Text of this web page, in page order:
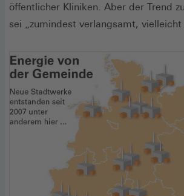
öffentlicher Kliniken. Aber der Trend
sei „zumindest verlangsamt, vielleicht